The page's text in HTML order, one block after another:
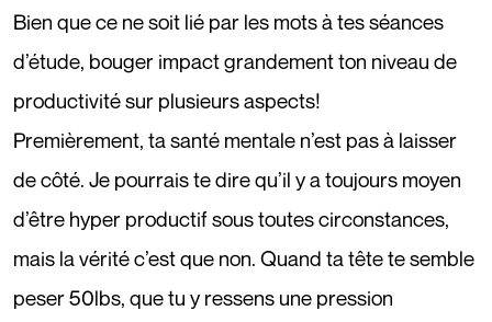
Bien que ce ne soit lié par les mots à tes séances
d’étude, bouger impact grandement ton niveau de
productivité sur plusieurs aspects!
Premièrement, ta santé mentale n’est pas à laisser
de côté. Je pourrais te dire qu’il y a toujours moyen
d’être hyper productif sous toutes circonstances,
mais la vérité c’est que non. Quand ta tête te semble
peser 50lbs, que tu y ressens une pression